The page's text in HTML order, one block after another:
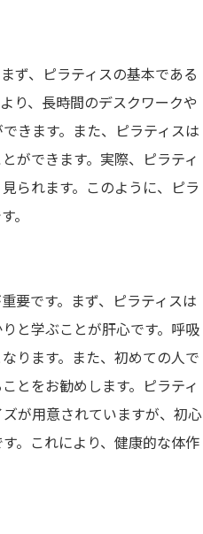
ず、ピラティスの基本である
り、長時間のデスクワークや
きます。また、ピラティスは
ができます。実際、ピラティ
られます。このように、ピラ
。
要です。まず、ピラティスは
と学ぶことが肝心です。呼吸
ります。また、初めての人で
とをお勧めします。ピラティ
が用意されていますが、初心
。これにより、健康的な体作